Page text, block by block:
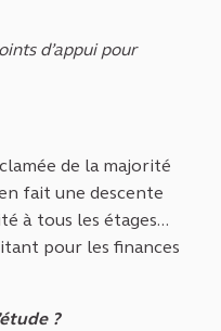
d’appui pour
de la majorité
fait une descente
à tous les étages...
pour les finances
?